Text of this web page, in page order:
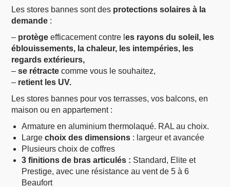
Les stores bannes sont des protections solaires à la
demande :
– protège efficacement contre les rayons du soleil, les
éblouissements, la chaleur, les intempéries, les
regards extérieurs,
–se rétracte comme vous le souhaitez,
– retient les UV.
Les stores bannes pour vos terrasses, vos balcons, en
maison ou en appartement :
Armature en aluminium thermolaqué. RAL au choix.
Largechoix des dimensions : largeur et avancée
Plusieurs choix de coffres
3 finitions de bras articulés : Standard, Elite et
Prestige, avec une résistance au vent de 5 à 6
Beaufort